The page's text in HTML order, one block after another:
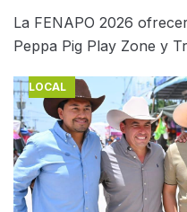
La FENAPO 2026
Peppa Pig Play Zone y
LOCAL